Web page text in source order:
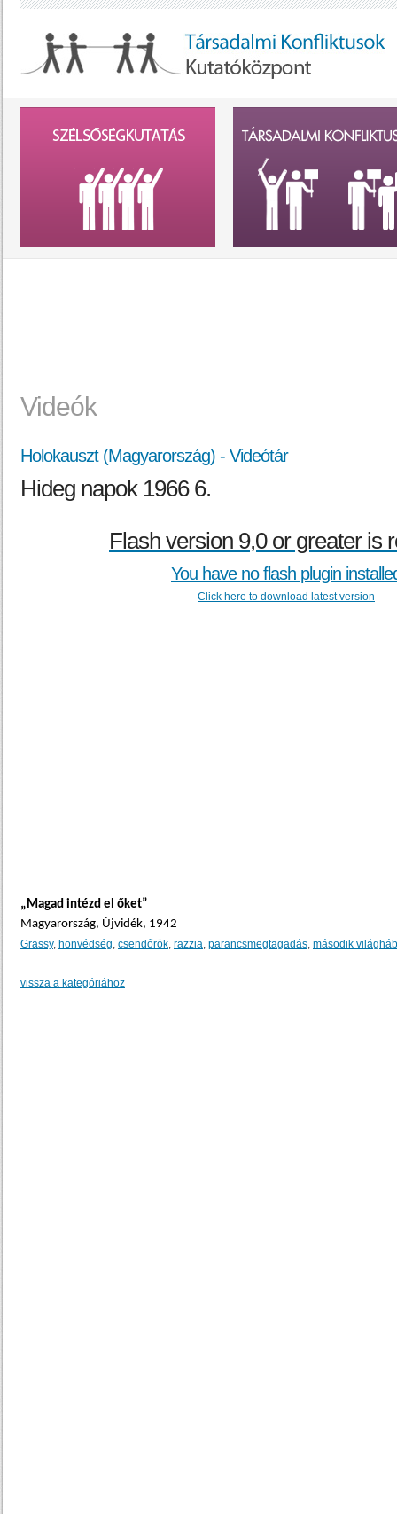
Videók
Holokauszt (Magyarország) - Videótár
Hideg napok 1966 6.
Flash version 9,0 or greater is
You have no flash plugin
Click here to download latest version
„Magad intézd el őket”
Magyarország, Újvidék, 1942
Grassy, honvédség, csendőrök, razzia, parancsmegtagadás, második
vissza a kategóriához